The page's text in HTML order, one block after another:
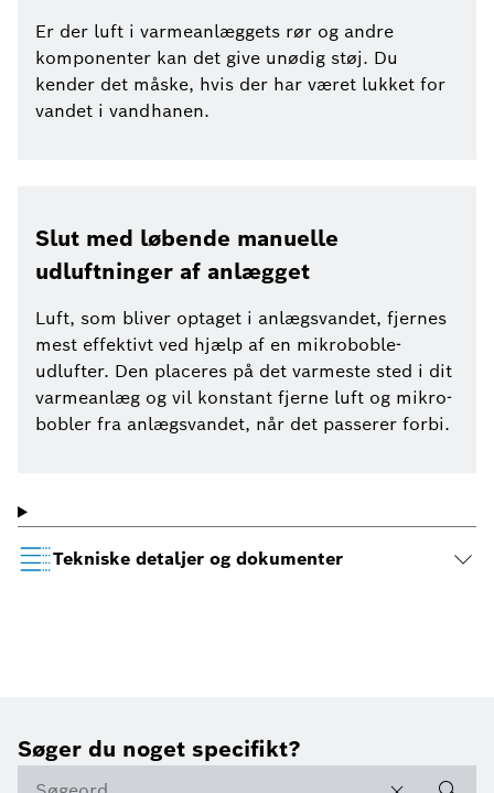
Er der luft i varmeanlæggets rør og andre
komponenter kan det give unødig støj. Du
kender det måske, hvis der har været lukket for
vandet i vandhanen.
Slut med løbende manuelle
udluftninger af anlægget
Luft, som bliver optaget i anlægsvandet, fjernes
mest effektivt ved hjælp af en mikroboble-
udlufter. Den placeres på det varmeste sted i dit
varmeanlæg og vil konstant fjerne luft og mikro-
bobler fra anlægsvandet, når det passerer forbi.
Tekniske detaljer og dokumenter
Søger du noget specifikt?